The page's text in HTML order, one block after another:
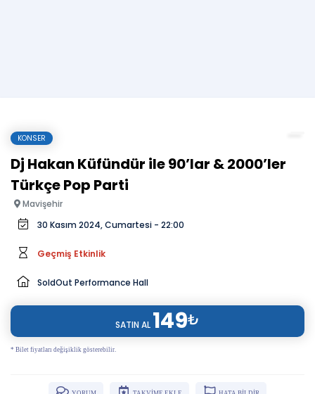
KONSER
Dj Hakan Küfündür ile 90’lar & 2000’ler
Türkçe Pop Parti
Mavişehir
30 Kasım 2024, Cumartesi - 22:00
Geçmiş Etkinlik
SoldOut Performance Hall
SATIN AL 149₺
* Bilet fiyatları değişiklik gösterebilir.